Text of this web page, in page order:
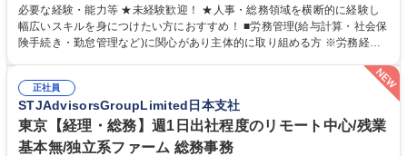
営を支えるゼネラリストをめざせます。 ・初期業務：労働時間管理、給与
計算、社会保険対応、福利厚生管理、安全衛生、健康経営推進等をお任せ
します。ご経験に応じて、休職者管理など、幅広く経験を積んでいただき
★メンバーがマンツーマンで丁寧に教えるため、ご経験が浅くても安心！
幅広く経験を積みたい意欲がある方に最適な環境です。 募集職種 【総
務・人事】未経験歓迎/日立グループ/組織運営を支えるゼネラリストを目
指す
必要な経験・能力等 ★未経験歓迎！ ★人事・総務領域を横断的に経験し
幅広いスキルを身につけたい方におすすめ！ ■労務管理(給与計算・社会保
険手続き・勤怠管理など)に関心があり主体的に取り組める方 ※労務経験
マネジメント職として活躍したい 【尚可】■人事、労務、採用、教育業務
のご経験 ■労務管理（給与計算・社会保険手続き・勤怠管理など）の経験
■衛生管理者の資格をお持ちの方 学歴・資格 学歴：大学院 大学 高専 短大
専修学校 高校 語学力： 資格：
正社員
STJAdvisorsGroupLimited日本支社
東京【経理・総務】週1日出社程度のリモート中心/残業
基本無/独立系ファーム 総務事務